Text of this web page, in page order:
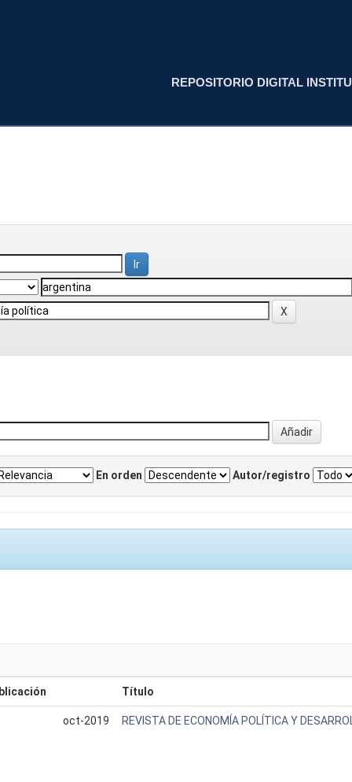
REPOSITORIO DIGITAL
En orden Autor/registro
Título
oct-2019 REVISTA DE ECONOMÍA POLÍTICA Y